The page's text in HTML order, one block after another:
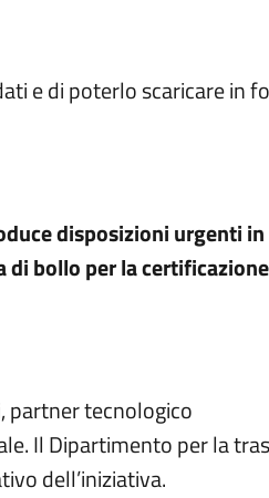
e di poterlo scaricare in
disposizioni urgenti
bollo per la
partner tecnologico
Il Dipartimento per la
dell’iniziativa.